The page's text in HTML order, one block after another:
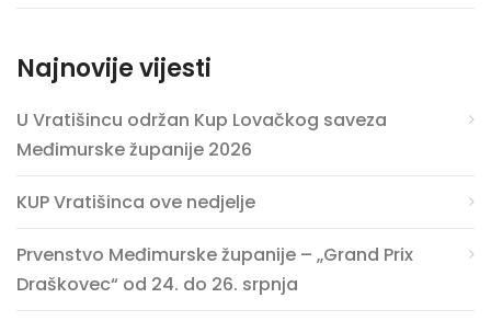
Najnovije vijesti
U Vratišincu održan Kup Lovačkog saveza
Međimurske županije 2026
KUP Vratišinca ove nedjelje
Prvenstvo Međimurske županije – „Grand Prix
Draškovec“ od 24. do 26. srpnja